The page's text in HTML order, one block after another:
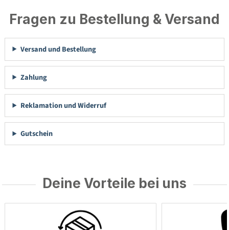
Fragen zu Bestellung & Versand
Versand und Bestellung
Zahlung
Reklamation und Widerruf
Gutschein
Deine Vorteile bei uns